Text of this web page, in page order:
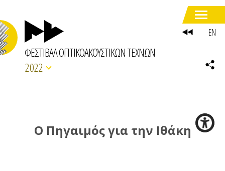
ΦΕΣΤΙΒΑΛ ΟΠΤΙΚΟΑΚΟΥΣΤΙΚΩΝ ΤΕΧΝΩΝ
2022
Ο Πηγαιμός για την Ιθάκη
EN